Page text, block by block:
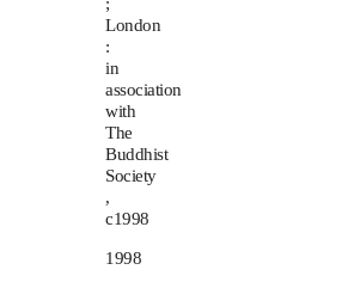
;
London
:
in
association
with
The
Buddhist
Society
,
c1998
1998